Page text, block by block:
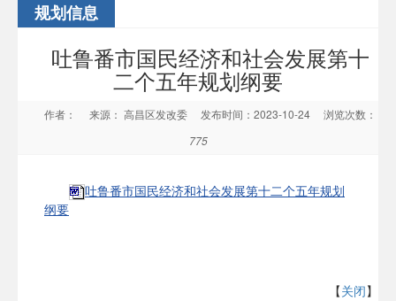
规划信息
吐鲁番市国民经济和社会发展第十
二个五年规划纲要
作者： 来源： 高昌区发改委 发布时间：2023-10-24
浏览次数：
775
吐鲁番市国民经济和社会发展第十二个五年规划
纲要
【关闭】